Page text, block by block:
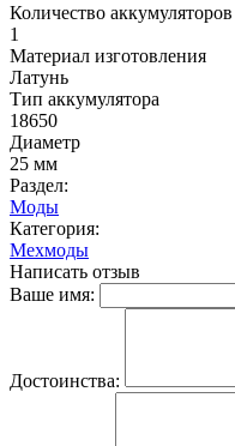
Количество аккумуляторов
1
Материал изготовления
Латунь
Тип аккумулятора
18650
Диаметр
25 мм
Раздел:
Моды
Категория:
Мехмоды
Написать отзыв
Ваше имя:
Достоинства: